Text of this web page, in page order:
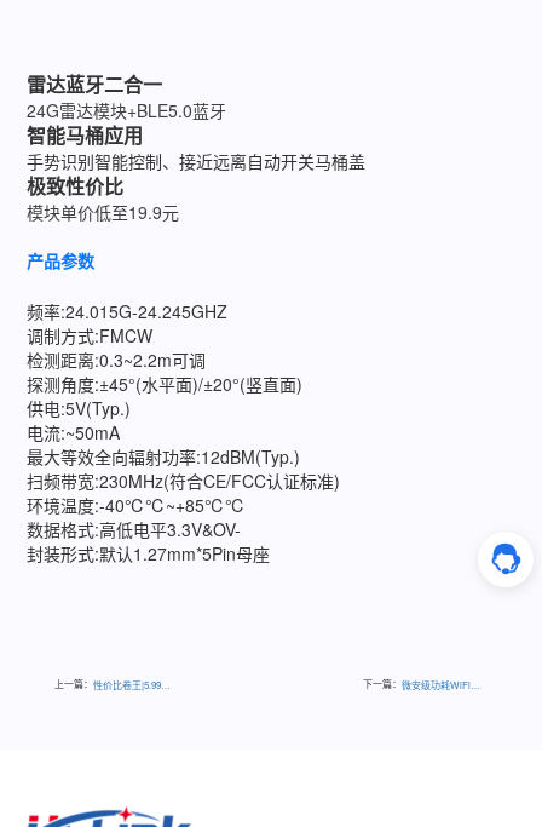
雷达蓝牙二合一
24G雷达模块+BLE5.0蓝牙
智能马桶应用
手势识别智能控制、接近远离自动开关马桶盖
极致性价比
模块单价低至19.9元
产品参数
频率:24.015G-24.245GHZ
调制方式:FMCW
检测距离:0.3~2.2m可调
探测角度:±45°(水平面)/±20°(竖直面)
供电:5V(Typ.)
电流:~50mA
最大等效全向辐射功率:12dBM(Typ.)
扫频带宽:230MHz(符合CE/FCC认证标准)
环境温度:-40℃℃~+85℃℃
数据格式:高低电平3.3V&OV-
封装形式:默认1.27mm*5Pin母座
上一篇： 性价比卷王|5.99元24G人体存在感应雷达模块，感应范围更圆更广 下一篇： 微安级功耗WiFi蓝牙二合一模块B35S